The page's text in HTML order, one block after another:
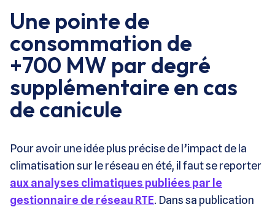
Une pointe de
consommation de
+700 MW par degré
supplémentaire en cas
de canicule
Pour avoir une idée plus précise de l’impact de la
climatisation sur le réseau en été, il faut se reporter
aux analyses climatiques publiées par le
gestionnaire de réseau RTE. Dans sa publication